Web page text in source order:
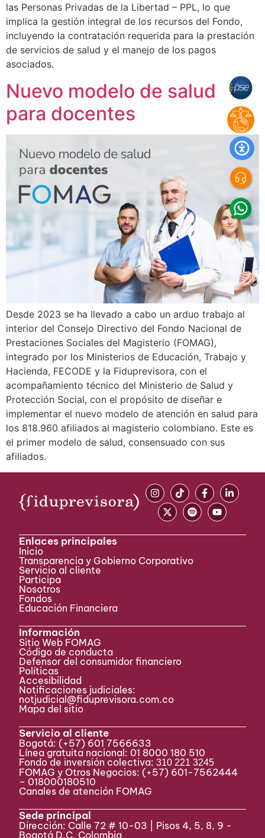
las Personas Privadas de la Libertad – PPL, lo que
implica la gestión integral de los recursos del Fondo,
incluyendo la contratación requerida para la prestación
de servicios de salud y el manejo de los pagos
asociados.
Nuevo modelo de salud
para docentes
Desde 2023 se ha llevado a cabo un arduo trabajo al
interior del Consejo Directivo del Fondo Nacional de
Prestaciones Sociales del Magisterio (FOMAG),
integrado por los Ministerios de Educación, Trabajo y
Hacienda, FECODE y la Fiduprevisora, con el
acompañamiento técnico del Ministerio de Salud y
Protección Social, con el propósito de diseñar e
implementar el nuevo modelo de atención en salud para
los 818.960 afiliados al magisterio colombiano. Este es
el primer modelo de salud, consensuado con sus
afiliados.
Enlaces principales
Inicio
Transparencia y Gobierno Corporativo
Servicio al cliente
Participa ​
Nosotros
Fondos
Educación Financiera
Información
Sitio Web FOMAG
Código de conducta
Defensor del consumidor financiero
Políticas
Accesibilidad
Notificaciones judiciales:
notjudicial@fiduprevisora.com.co
Mapa del sitio
Servicio al cliente
Bogotá: (+57) 601 7566633
Línea gratuita nacional: 01 8000 180 510
Fondo de inversión colectiva:310 221 3245
FOMAG y Otros Negocios: (+57) 601-7562444
– 018000180510
Canales de atención FOMAG
Sede principal
Dirección: Calle 72 # 10-03 | Pisos 4, 5, 8, 9 -
Bogotá D.C, Colombia